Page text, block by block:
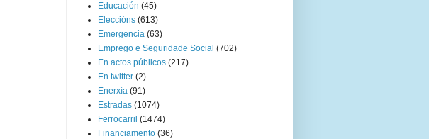
Educación (45)
Eleccións (613)
Emergencia (63)
Emprego e Seguridade Social (702)
En actos públicos (217)
En twitter (2)
Enerxía (91)
Estradas (1074)
Ferrocarril (1474)
Financiamento (36)